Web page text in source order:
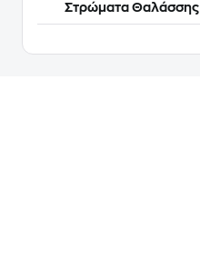
Στρώματα Θαλάσσης